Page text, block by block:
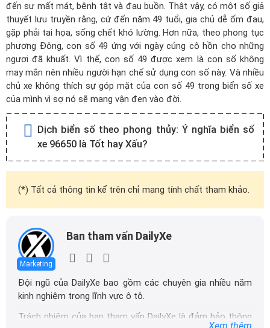
đến sự mất mát, bệnh tật và đau buồn. Thật vậy, có một số giả
thuyết lưu truyền rằng, cứ đến năm 49 tuổi, gia chủ dễ ốm đau,
gặp phải tai họa, sống chết khó lường. Hơn nữa, theo phong tục
phương Đông, con số 49 ứng với ngày cúng cô hồn cho những
ngươi đã khuất. Vì thế, con số 49 được xem là con số không
may mắn nên nhiều người hạn chế sử dụng con số này. Và nhiều
chủ xe không thích sự góp mặt của con số 49 trong biển số xe
của mình vì sợ nó sẽ mang vận đen vào đời.
Dịch biển số theo phong thủy: Ý nghĩa biển số
xe 96650 là Tốt hay Xấu?
(*) Tất cả thông tin kể trên chỉ mang tính chất tham khảo.
Marketing
Ban tham vấn DailyXe
Đội ngũ của DailyXe bao gồm các chuyên gia nhiều năm
kinh nghiệm trong lĩnh vực ô tô.
Trách nhiệm của ban tham vấn DailyXe là đảm bảo thông